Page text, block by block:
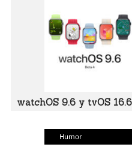
watchOS 9.6 y tvOS
Humor